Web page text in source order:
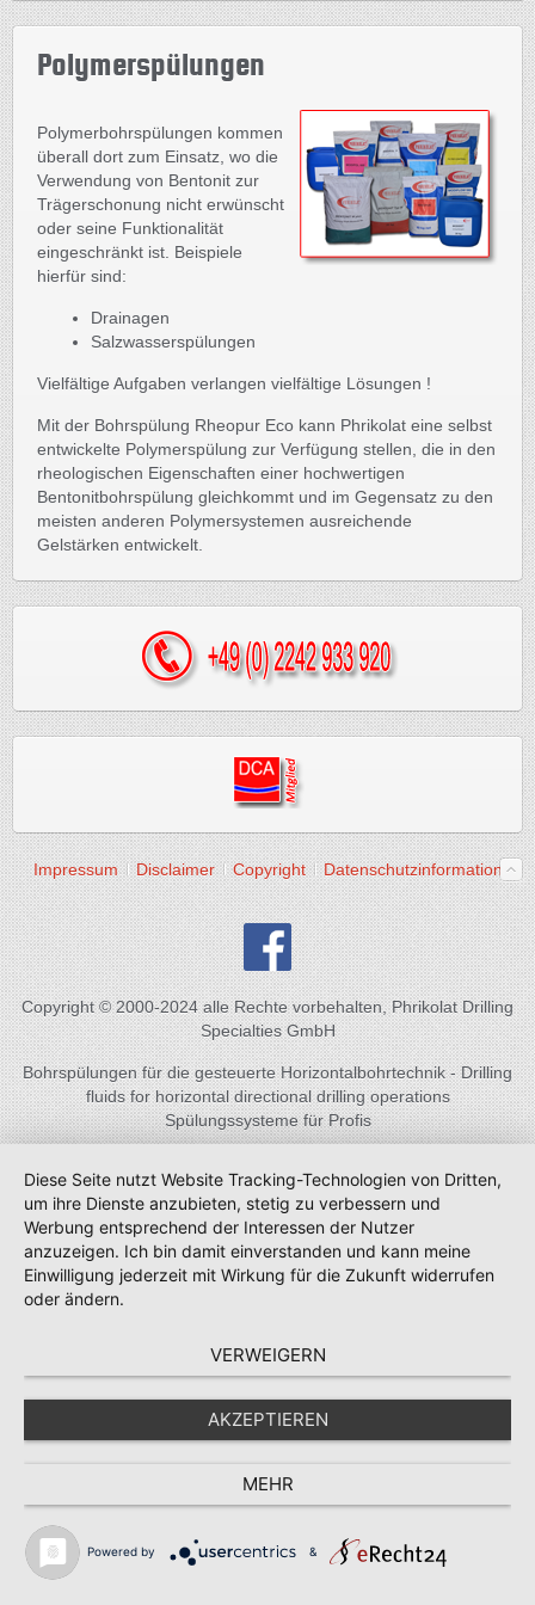
Polymerspülungen
Polymerbohrspülungen kommen
überall dort zum Einsatz, wo die
Verwendung von Bentonit zur
Trägerschonung nicht erwünscht
oder seine Funktionalität
eingeschränkt ist. Beispiele
hierfür sind:
Drainagen
Salzwasserspülungen
Vielfältige Aufgaben verlangen vielfältige Lösungen !
Mit der Bohrspülung Rheopur Eco kann Phrikolat eine selbst
entwickelte Polymerspülung zur Verfügung stellen, die in den
rheologischen Eigenschaften einer hochwertigen
Bentonitbohrspülung gleichkommt und im Gegensatz zu den
meisten anderen Polymersystemen ausreichende
Gelstärken entwickelt.
Impressum Disclaimer Copyright Datenschutzinformation
Copyright © 2000-2024 alle Rechte vorbehalten, Phrikolat Drilling
Specialties GmbH
Bohrspülungen für die gesteuerte Horizontalbohrtechnik - Drilling
fluids for horizontal directional drilling operations
Spülungssysteme für Profis
Diese Seite nutzt Website Tracking-Technologien von Dritten,
um ihre Dienste anzubieten, stetig zu verbessern und
Werbung entsprechend der Interessen der Nutzer
anzuzeigen. Ich bin damit einverstanden und kann meine
Einwilligung jederzeit mit Wirkung für die Zukunft widerrufen
oder ändern.
VERWEIGERN
AKZEPTIEREN
MEHR
Powered by &